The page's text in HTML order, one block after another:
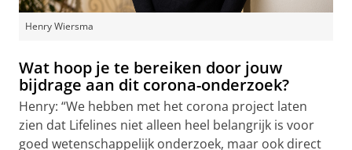
Henry Wiersma
Wat hoop je te bereiken door jouw
bijdrage aan dit corona-onderzoek?
Henry: “We hebben met het corona project laten
zien dat Lifelines niet alleen heel belangrijk is voor
goed wetenschappelijk onderzoek, maar ook direct